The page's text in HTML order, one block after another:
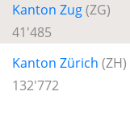
Kanton Zug(ZG)
41'485
Kanton Zürich (ZH)
132'772